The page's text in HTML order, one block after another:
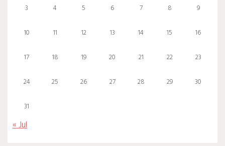
3 4 5 6 7 8 9
10 11 12 13 14 15 16
17 18 19 20 21 22 23
24 25 26 27 28 29 30
31
« Jul